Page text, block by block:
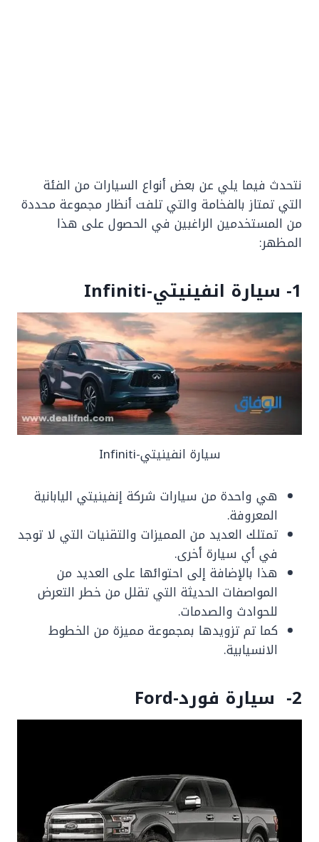
نتحدث فيما يلي عن بعض أنواع السيارات من الفئة
التي تمتاز بالفخامة والتي تلفت أنظار مجموعة محددة
من المستخدمين الراغبين في الحصول على هذا
المظهر:
1- سيارة انفينيتي-Infiniti
سيارة انفينيتي-Infiniti
هي واحدة من سيارات شركة إنفينيتي اليابانية
المعروفة.
تمتلك العديد من المميزات والتقنيات التي لا توجد
في أي سيارة أخرى.
هذا بالإضافة إلى احتوائها على العديد من
المواصفات الحديثة التي تقلل من خطر التعرض
للحوادث والصدمات.
كما تم تزويدها بمجموعة مميزة من الخطوط
الانسيابية.
2- سيارة فورد-Ford